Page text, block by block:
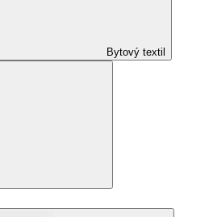
Bytový textil